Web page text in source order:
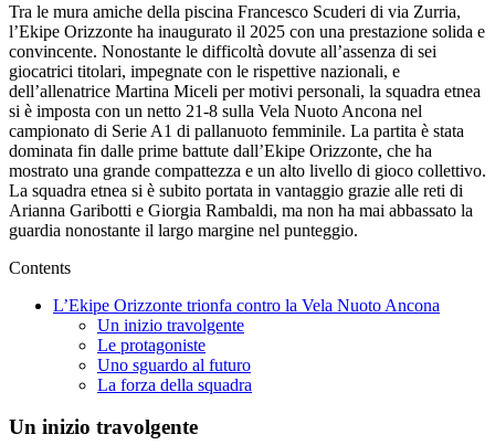
Tra le mura amiche della piscina Francesco Scuderi di via Zurria,
l’Ekipe Orizzonte ha inaugurato il 2025 con una prestazione solida e
convincente. Nonostante le difficoltà dovute all’assenza di sei
giocatrici titolari, impegnate con le rispettive nazionali, e
dell’allenatrice Martina Miceli per motivi personali, la squadra etnea
si è imposta con un netto 21-8 sulla Vela Nuoto Ancona nel
campionato di Serie A1 di pallanuoto femminile. La partita è stata
dominata fin dalle prime battute dall’Ekipe Orizzonte, che ha
mostrato una grande compattezza e un alto livello di gioco collettivo.
La squadra etnea si è subito portata in vantaggio grazie alle reti di
Arianna Garibotti e Giorgia Rambaldi, ma non ha mai abbassato la
guardia nonostante il largo margine nel punteggio.
Contents
L’Ekipe Orizzonte trionfa contro la Vela Nuoto Ancona
Un inizio travolgente
Le protagoniste
Uno sguardo al futuro
La forza della squadra
Un inizio travolgente